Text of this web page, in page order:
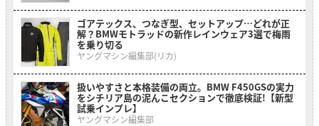
ゴアテックス、つなぎ型、セットアップ…どれが正
解？BMWモトラッドの新作レインウェア3選で梅雨
を乗り切る
ヤングマシン編集部(リカ)
扱いやすさと本格装備の両立。BMW F450GSの実力
をシチリア島の泥んこセクションで徹底検証!【新型
試乗インプレ】
ヤングマシン編集部